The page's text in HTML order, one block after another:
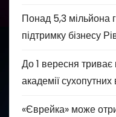
Понад 5,3 мільйона
підтримку бізнесу
До 1 вересня триває
академії сухопутних
«Єврейка» може